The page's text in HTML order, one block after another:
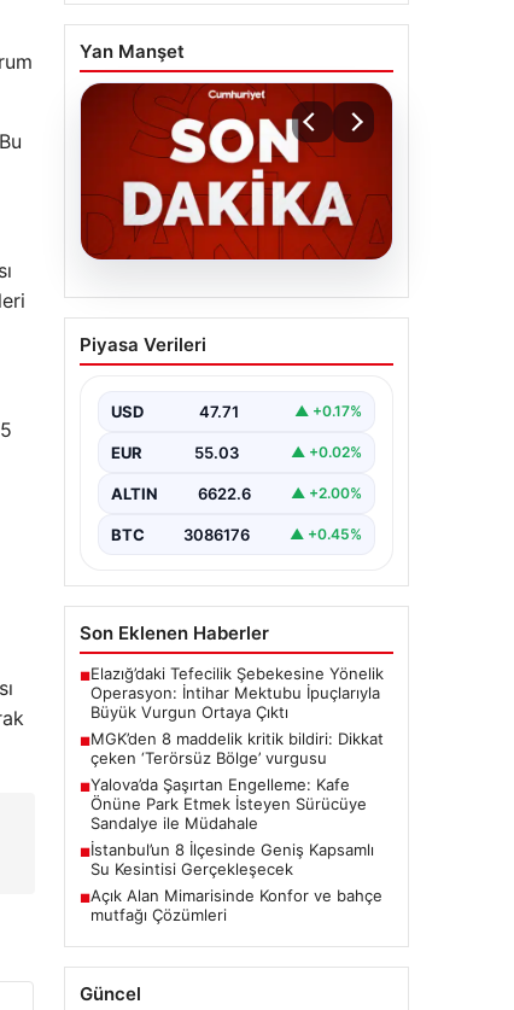
Yan Manşet
MGK’den 8 maddelik
kritik bildiri: Dikkat
vurgusu
Piyasa Verileri
USD 47.71 ▲ +0.17%
EUR 55.03 ▲ +0.02%
ALTIN 6622.6 ▲ +2.00%
BTC 3086176 ▲ +0.45%
Son Eklenen Haberler
■Elazığ’daki Tefecilik Şebekesine Yönelik
Operasyon: İntihar Mektubu İpuçlarıyla
Büyük Vurgun Ortaya Çıktı
■MGK’den 8 maddelik kritik bildiri: Dikkat
çeken ‘Terörsüz Bölge’ vurgusu
■Yalova’da Şaşırtan Engelleme: Kafe
Önüne Park Etmek İsteyen Sürücüye
Sandalye ile Müdahale
■İstanbul’un 8 İlçesinde Geniş Kapsamlı
Su Kesintisi Gerçekleşecek
■Açık Alan Mimarisinde Konfor ve bahçe
mutfağı Çözümleri
Güncel